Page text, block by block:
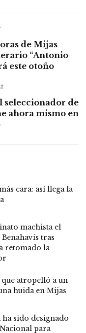
de Mijas
“Antonio
este otoño
seleccionador de
ahora mismo en
cara: así llega la
machista el
tras
retomado la
atropelló a un
huida en Mijas
ha sido designado
para